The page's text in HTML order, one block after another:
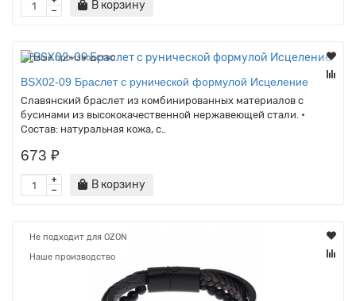
В корзину
Наше производство
BSX02-09 Браслет с рунической формулой Исцеление
Славянский браслет из комбинированных материалов с
бусинами из высококачественной нержавеющей стали. •
Состав: натуральная кожа, с..
673 ₽
В корзину
Не подходит для OZON
Наше производство